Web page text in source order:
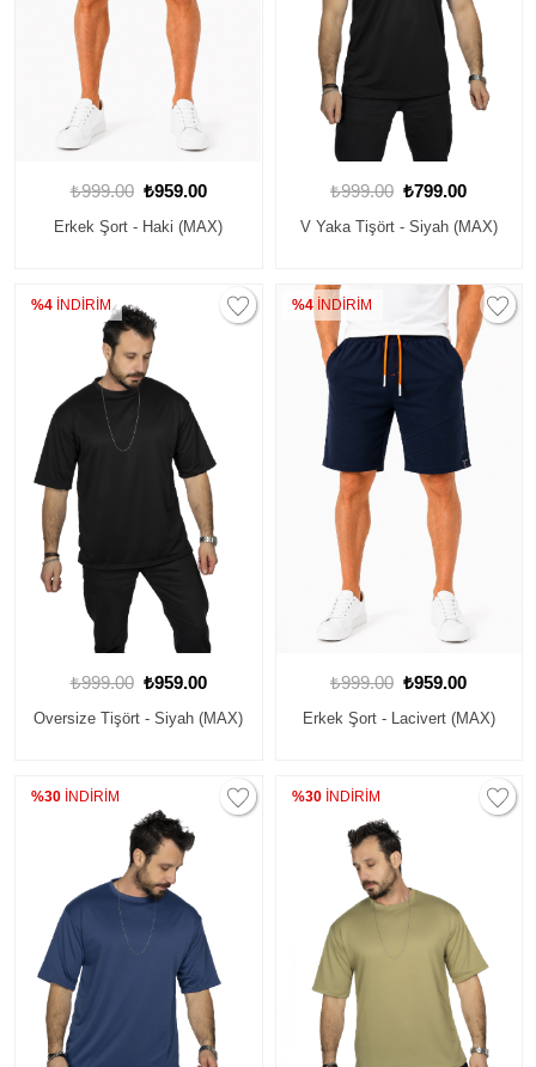
₺999.00 ₺959.00
Erkek Şort - Haki (MAX)
₺999.00 ₺799.00
V Yaka Tişört - Siyah (MAX)
%4 İNDİRİM
₺999.00 ₺959.00
Oversize Tişört - Siyah (MAX)
%4İNDİRİM
₺999.00 ₺959.00
Erkek Şort - Lacivert (MAX)
%30 İNDİRİM %30İNDİRİM